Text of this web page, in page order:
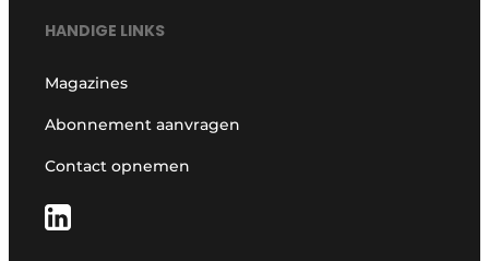
HANDIGE LINKS
Magazines
Abonnement aanvragen
Contact opnemen